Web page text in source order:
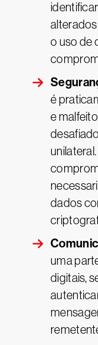
o uso de
é
e
dados
uma
digitais,